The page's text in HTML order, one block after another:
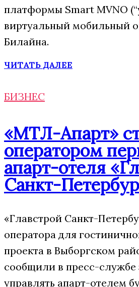
платформы Smart MVNO
виртуальный мобильный
Билайна.
ЧИТАТЬ ДАЛЕЕ
БИЗНЕС
«МТЛ-Апарт»
оператором
апарт-отеля
Санкт-
«Главстрой Санкт-
оператора для
проекта в Выборгском
сообщили в пресс-службе
управлять апарт-отелем